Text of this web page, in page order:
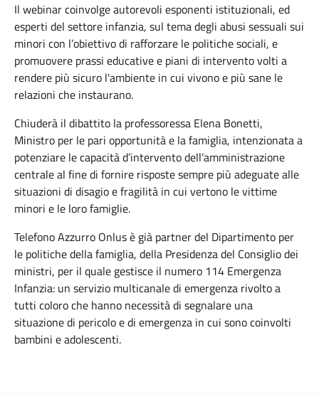
Il webinar coinvolge autorevoli esponenti istituzionali, ed
esperti del settore infanzia, sul tema degli abusi sessuali sui
minori con l’obiettivo di rafforzare le politiche sociali, e
promuovere prassi educative e piani di intervento volti a
rendere più sicuro l'ambiente in cui vivono e più sane le
relazioni che instaurano.
Chiuderà il dibattito la professoressa Elena Bonetti,
Ministro per le pari opportunità e la famiglia, intenzionata a
potenziare le capacità d’intervento dell’amministrazione
centrale al fine di fornire risposte sempre più adeguate alle
situazioni di disagio e fragilità in cui vertono le vittime
minori e le loro famiglie.
Telefono Azzurro Onlus è già partner del Dipartimento per
le politiche della famiglia, della Presidenza del Consiglio dei
ministri, per il quale gestisce il numero 114 Emergenza
Infanzia: un servizio multicanale di emergenza rivolto a
tutti coloro che hanno necessità di segnalare una
situazione di pericolo e di emergenza in cui sono coinvolti
bambini e adolescenti.